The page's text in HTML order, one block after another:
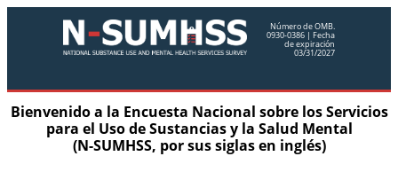
Número de OMB.
0930-0386 | Fecha
de expiración
03/31/2027
Bienvenido a la Encuesta Nacional sobre los Servicios
para el Uso de Sustancias y la Salud Mental
(N-SUMHSS, por sus siglas en inglés)